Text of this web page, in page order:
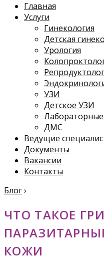
Главная
Услуги
Гинекология
Детская
Урология
УЗИ
Детское УЗИ
ДМС
Ведущие
Документы
Вакансии
Контакты
Блог›
ЧТО ТАКОЕ
КОЖИ